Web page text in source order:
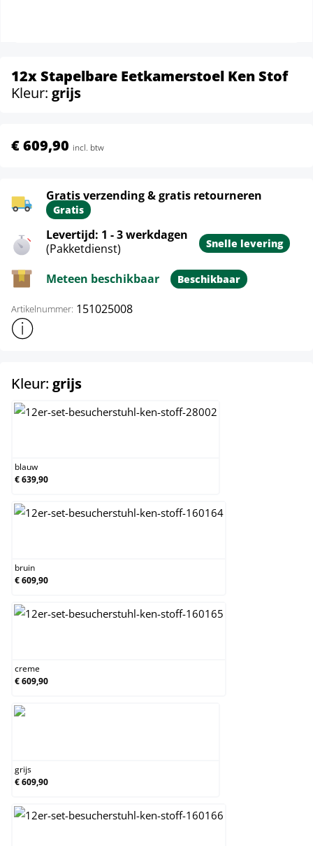
12x Stapelbare Eetkamerstoel Ken Stof
Kleur: grijs
€ 609,90 incl. btw
Gratis verzending & gratis retourneren
Gratis
Levertijd: 1 - 3 werkdagen
(Pakketdienst)
Snelle levering
Meteen beschikbaar Beschikbaar
Artikelnummer: 151025008
Toon meer productinformatie
Kleur: grijsselect
blauw
€ 639,90
bruin
€ 609,90
creme
€ 609,90
grijs
€ 609,90